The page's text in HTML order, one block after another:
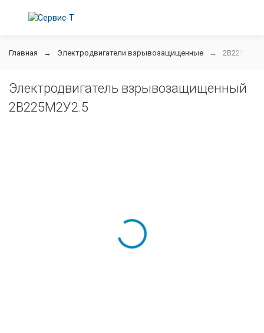
Главная Электродвигатели взрывозащищенные
Электродвигатель взрывозащищенный
2В225М2У2.5